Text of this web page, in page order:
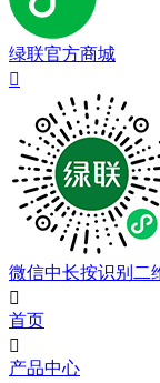
绿联官方商城

微信中长按识别二

首页

产品中心